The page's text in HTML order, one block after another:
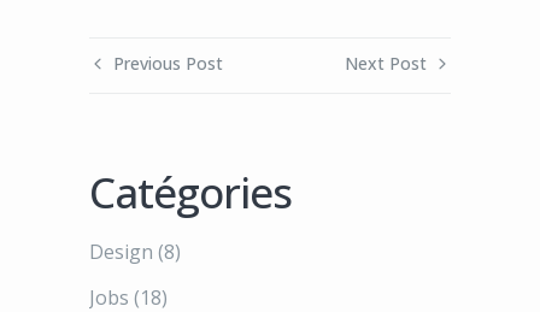
Previous Post Next Post
Catégories
Design (8)
Jobs (18)